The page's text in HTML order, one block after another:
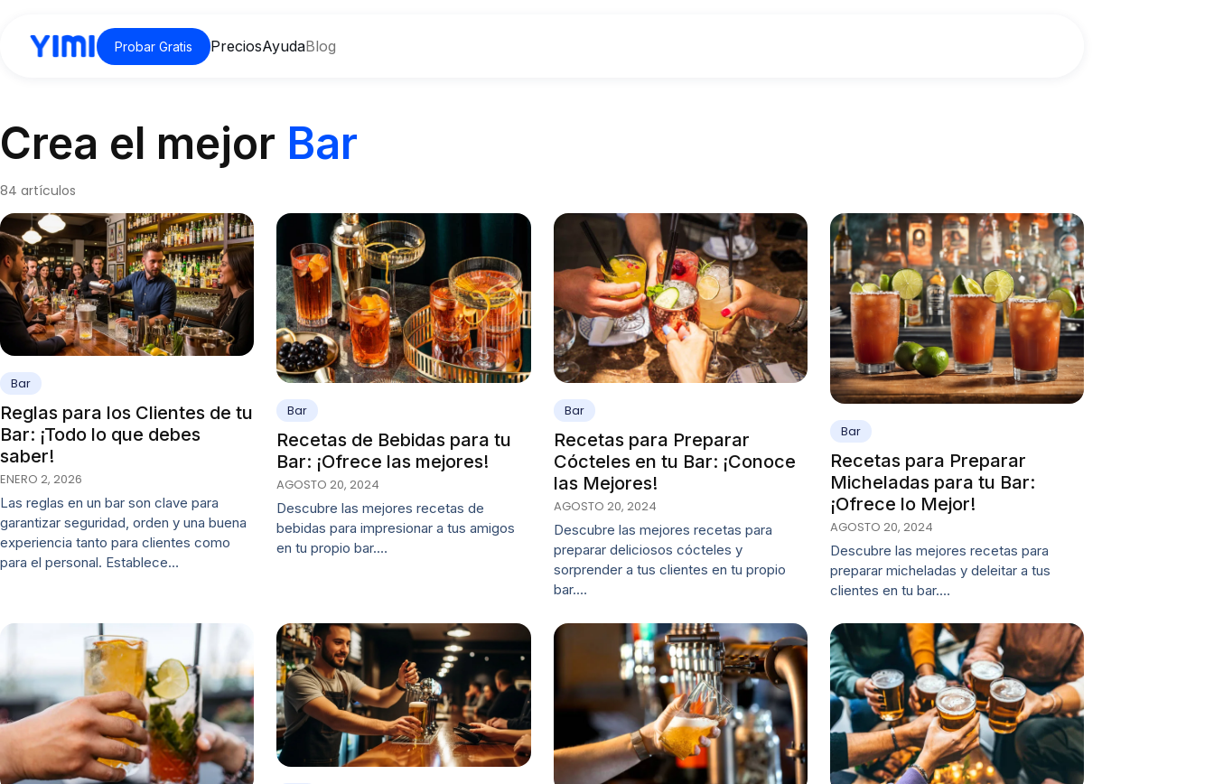
Probar Gratis PreciosAyudaBlog
Crea el mejor Bar
84 artículos
Bar
Reglas para los Clientes de tu
Bar: ¡Todo lo que debes
saber!
ENERO 2, 2026
Las reglas en un bar son clave para
garantizar seguridad, orden y una buena
experiencia tanto para clientes como
para el personal. Establece…
Bar
Recetas de Bebidas para tu
Bar: ¡Ofrece las mejores!
AGOSTO 20, 2024
Descubre las mejores recetas de
bebidas para impresionar a tus amigos
en tu propio bar.…
Bar
Recetas para Preparar
Cócteles en tu Bar: ¡Conoce
las Mejores!
AGOSTO 20, 2024
Descubre las mejores recetas para
preparar deliciosos cócteles y
sorprender a tus clientes en tu propio
bar.…
Bar
Recetas para Preparar
Micheladas para tu Bar:
¡Ofrece lo Mejor!
AGOSTO 20, 2024
Descubre las mejores recetas para
preparar micheladas y deleitar a tus
clientes en tu bar.…